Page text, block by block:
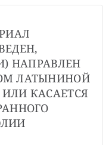
НАПРАВЛЕН
ЛАТЫНИНОЙ
КАСАЕТСЯ